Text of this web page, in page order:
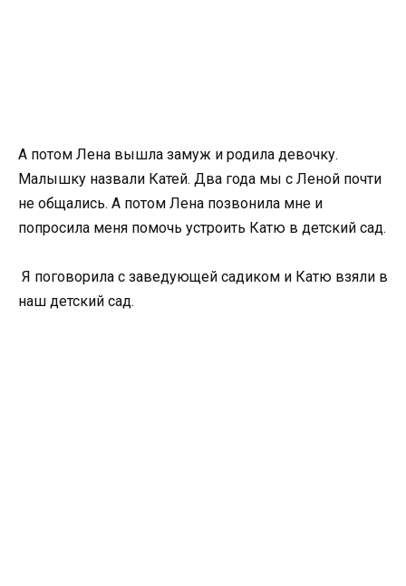
А потом Лена вышла замуж и родила девочку.
Малышку назвали Катей. Два года мы с Леной почти
не общались. А потом Лена позвонила мне и
попросила меня помочь устроить Катю в детский сад.
Я поговорила с заведующей садиком и Катю взяли в
наш детский сад.